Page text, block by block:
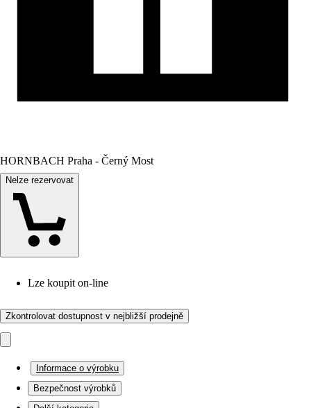
HORNBACH Praha - Černý Most
Nelze rezervovat
Lze koupit on-line
Zkontrolovat dostupnost v nejbližší prodejně
Informace o výrobku
Bezpečnost výrobků